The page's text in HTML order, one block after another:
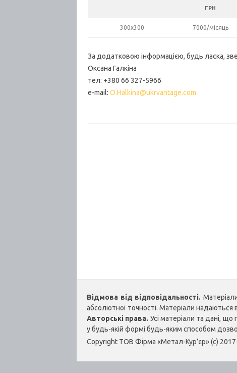
ГРН
300х300 7000/місяць
За додатковою інформацією, будь ласка,
Оксана Галкіна
тел: +380 66 327-5966
e-mail: O.Halkina@ukrvantage.com
Відмова від відповідальності.
абсолютної точності. Матеріали надаються в
Авторські права. Усі матеріали та дані,
у будь-якій формі будь-яким способом
Copyright ТОВ Фірма «Метал-Кур’єр» (c)